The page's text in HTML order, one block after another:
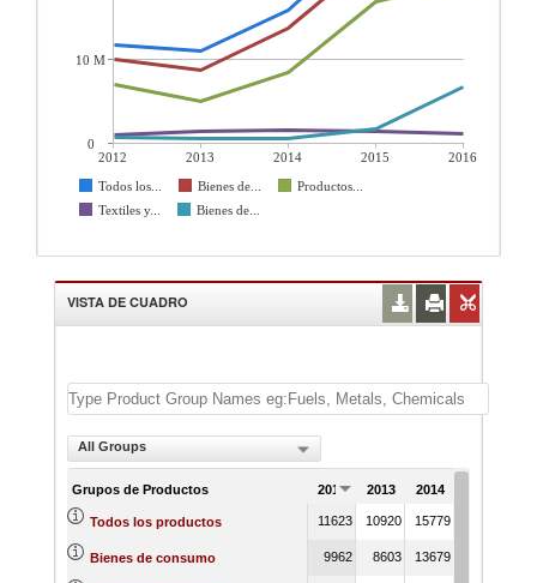
2012 2013 2014 2015
2016
Todos los...
Bienes de...
Productos...
Textiles y...
Bienes de...
10 M
0
VISTA DE CUADRO
All Groups
Grupos de Productos 2012 2013 2014
Todos los productos 11623 10920 15779
Bienes de consumo 9962 8603 13679